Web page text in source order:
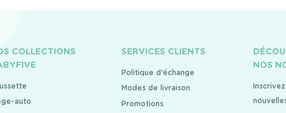
COLLECTIONS
auto
SERVICES CLIENTS
Politique d'échange
Modes de livraison
Promotions
NOS